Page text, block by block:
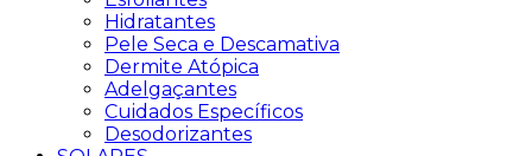
Hidratantes
Pele Seca e Descamativa
Dermite Atópica
Adelgaçantes
Cuidados Específicos
Desodorizantes